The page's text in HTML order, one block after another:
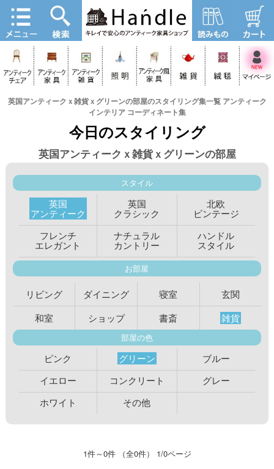
英国アンティークｘ雑貨ｘグリーンの部屋のスタイリング集一覧 アンティーク
インテリア コーディネート集
今日のスタイリング
英国アンティークｘ雑貨ｘグリーンの部屋
スタイル
英国
アンティーク
英国
クラシック
北欧
ビンテージ
フレンチ
エレガント
ナチュラル
カントリー
ハンドル
スタイル
お部屋
リビング ダイニング 寝室
玄関
和室
ショップ 書斎 雑貨
部屋の色
ピンク グリーン
ブルー
イエロー
コンクリート
グレー
ホワイト
その他
1件～0件 （全0件） 1/0ページ